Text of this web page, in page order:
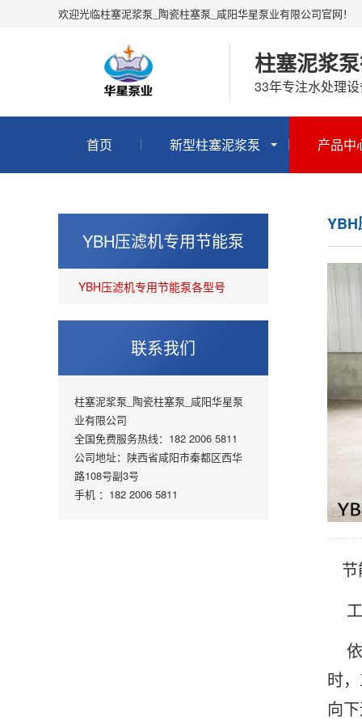
欢迎光临柱塞泥浆泵_陶瓷柱塞泵_咸阳华星泵业有限公司官网！
柱塞泥浆
33年专注水处理
首页 新型柱塞泥浆泵 产品中
YBH压滤机专用节能泵
YBH压滤机专用节能泵各型号
联系我们
柱塞泥浆泵_陶瓷柱塞泵_咸阳华星泵
业有限公司
全国免费服务热线：182 2006 5811
公司地址：陕西省咸阳市秦都区西华
路108号副3号
手机 ：182 2006 5811
YBH
工
依
时
向